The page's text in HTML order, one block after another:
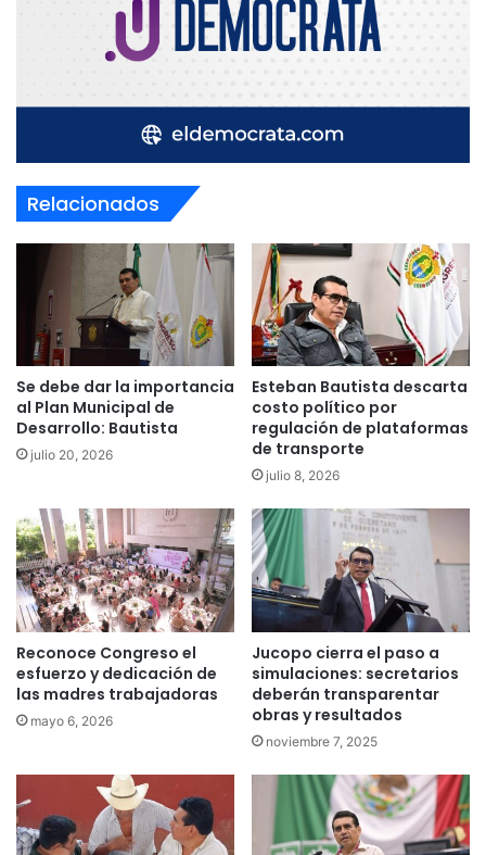
Relacionados
Se debe dar la importancia
al Plan Municipal de
Desarrollo: Bautista
julio 20, 2026
Esteban Bautista descarta
costo político por
regulación de plataformas
de transporte
julio 8, 2026
Reconoce Congreso el
esfuerzo y dedicación de
las madres trabajadoras
mayo 6, 2026
Jucopo cierra el paso a
simulaciones: secretarios
deberán transparentar
obras y resultados
noviembre 7, 2025